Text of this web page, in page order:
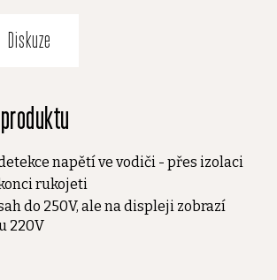
Diskuze
napětí ve vodiči - přes izolaci
rukojeti
do 250V, ale na displeji zobrazí
220V